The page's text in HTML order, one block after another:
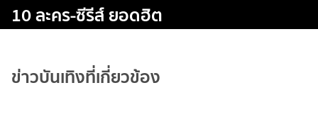
10 ละคร-ซีรีส์ ยอดฮิต
ข่าวบันเทิงที่เกี่ยวข้อง